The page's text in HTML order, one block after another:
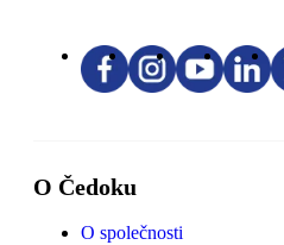
O Čedoku
O společnosti